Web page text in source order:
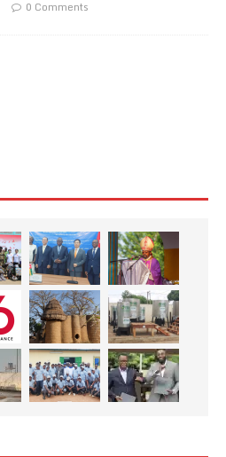
0 Comments